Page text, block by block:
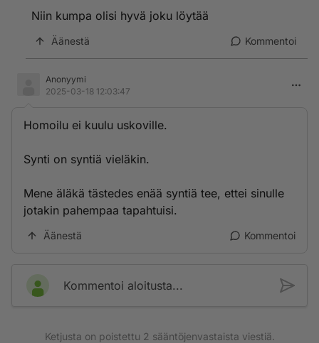
Niin kumpa olisi hyvä joku löytää
Äänestä Kommentoi
Anonyymi
2025-03-18 12:03:47
Homoilu ei kuulu uskoville.
Synti on syntiä vieläkin.
Mene äläkä tästedes enää syntiä tee, ettei sinulle
jotakin pahempaa tapahtuisi.
Äänestä Kommentoi
Kommentoi aloitusta...
Ketjusta on poistettu 2 sääntöjenvastaista viestiä.